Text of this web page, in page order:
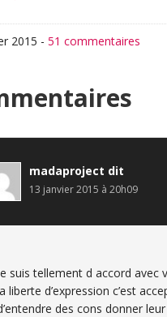
2015 - 51 commentaires
madaproject dit
13 janvier 2015 à 20h09
suis tellement d accord avec
liberte d’expression c’est
des cons donner